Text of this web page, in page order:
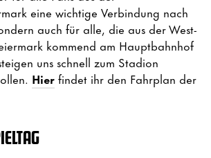
eine wichtige Verbindung nach
auch für alle, die aus der West-
kommend am Hauptbahnhof
uns schnell zum Stadion
Hierfindet ihr den Fahrplan der